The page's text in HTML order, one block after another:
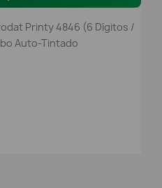
Printy 4846 (6 Dígitos /
Auto-Tintado